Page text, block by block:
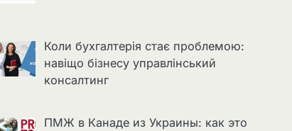
Коли бухгалтерія стає проблемою:
навіщо бізнесу управлінський
консалтинг
ПМЖ в Канаде из Украины: как это